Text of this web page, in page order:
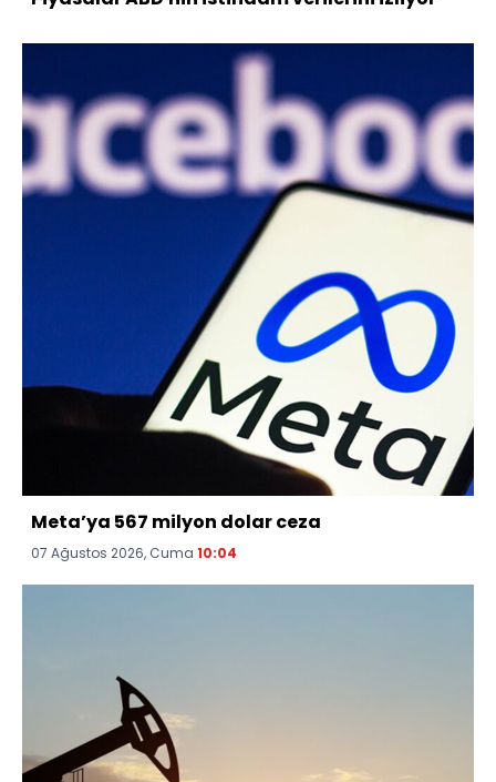
Meta’ya 567 milyon dolar ceza
07 Ağustos 2026, Cuma 10:04